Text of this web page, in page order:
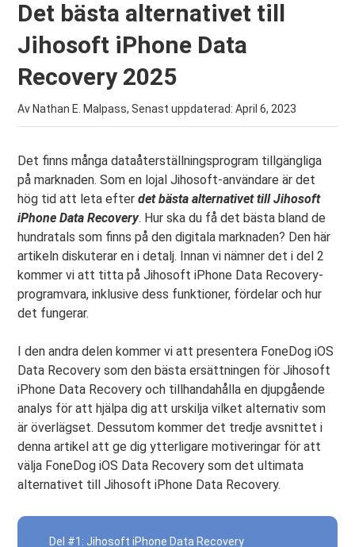
Det bästa alternativet till
Jihosoft iPhone Data
Recovery 2025
Av Nathan E. Malpass, Senast uppdaterad:April 6, 2023
Det finns många dataåterställningsprogram tillgängliga
på marknaden. Som en lojal Jihosoft-användare är det
hög tid att leta efterdet bästa alternativet till Jihosoft
iPhone Data Recovery. Hur ska du få det bästa bland de
hundratals som finns på den digitala marknaden? Den här
artikeln diskuterar en i detalj. Innan vi nämner det i del 2
kommer vi att titta på Jihosoft iPhone Data Recovery-
programvara, inklusive dess funktioner, fördelar och hur
det fungerar.
I den andra delen kommer vi att presentera FoneDog iOS
Data Recovery som den bästa ersättningen för Jihosoft
iPhone Data Recovery och tillhandahålla en djupgående
analys för att hjälpa dig att urskilja vilket alternativ som
är överlägset. Dessutom kommer det tredje avsnittet i
denna artikel att ge dig ytterligare motiveringar för att
välja FoneDog iOS Data Recovery som det ultimata
alternativet till Jihosoft iPhone Data Recovery.
Del #1: Jihosoft iPhone Data Recovery